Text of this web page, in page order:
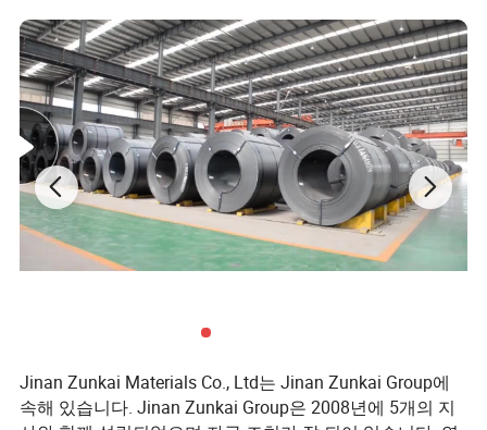
Jinan Zunkai Materials Co., Ltd는 Jinan Zunkai Group에
속해 있습니다. Jinan Zunkai Group은 2008년에 5개의 지